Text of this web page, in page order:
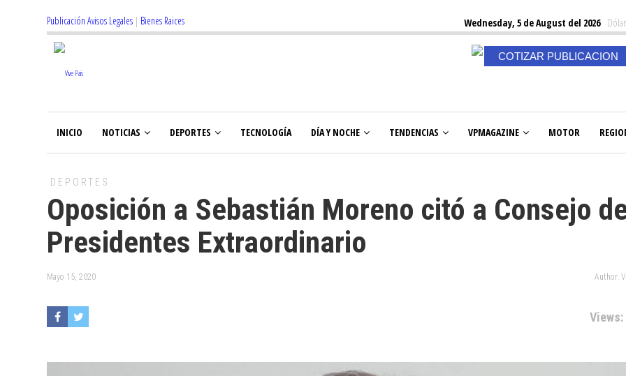
Publicación Avisos Legales | Bienes Raices Wednesday, 5 de August del 2026
COTIZAR PUBLICACION
INICIO NOTICIAS DEPORTES TECNOLOGÍA DÍA Y NOCHE TENDENCIAS VPMAGAZINE MOTOR
DEPORTES
Oposición a Sebastián Moreno citó a Consejo
Presidentes Extraordinario
Mayo 15, 2020 Author:
Views: